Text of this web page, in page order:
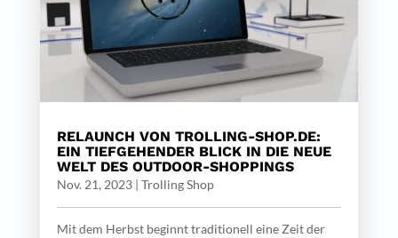
RELAUNCH VON TROLLING-SHOP.DE:
EIN TIEFGEHENDER BLICK IN DIE NEUE
WELT DES OUTDOOR-SHOPPINGS
Nov. 21, 2023| Trolling Shop
Mit dem Herbst beginnt traditionell eine Zeit der